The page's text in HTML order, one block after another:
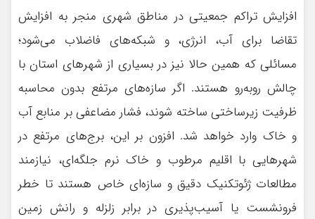
افزایش تراکم جمعیتی در مناطق شهری منجر به افزایش
تقاضا برای آب، انرژی، و شبکه‌های فاضلاب می‌شود؛
مسائلی که همین حالا نیز در بسیاری از شهرهای استان با
چالش روبه‌رو هستند. اگر سازه‌های مرتفع بدون محاسبه
ظرفیت زیرساختی ساخته شوند، فشار مضاعفی بر منابع آب
و خاک وارد خواهد شد. افزون بر این، برج‌های مرتفع در
شهرهایی با اقلیم مرطوب و خاک نرم جلگه‌ای، نیازمند
مطالعات ژئوتکنیک دقیق و سازه‌ای خاص هستند تا خطر
فرونشست یا آسیب‌پذیری در برابر زلزله و رانش زمین